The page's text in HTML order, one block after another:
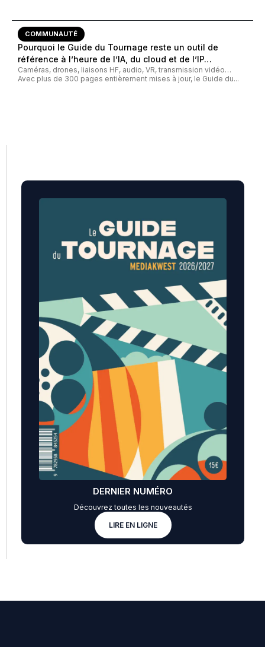
COMMUNAUTÉ
Pourquoi le Guide du Tournage reste un outil de
référence à l’heure de l’IA, du cloud et de l’IP…
Caméras, drones, liaisons HF, audio, VR, transmission vidéo…
Avec plus de 300 pages entièrement mises à jour, le Guide du...
DERNIER NUMÉRO
Découvrez toutes les nouveautés
LIRE EN LIGNE